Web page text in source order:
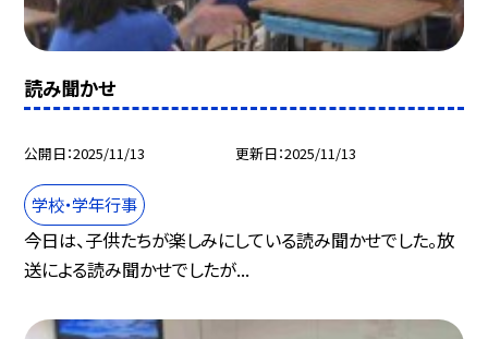
読み聞かせ
公開日 2025/11/13 更新日 2025/11/13
学校・学年行事
今日は、子供たちが楽しみにしている読み聞かせでした。放
送による読み聞かせでしたが...